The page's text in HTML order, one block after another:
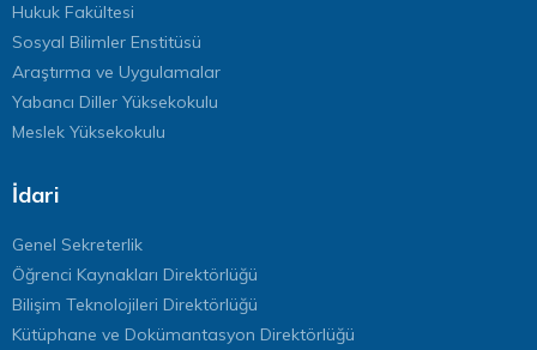
Hukuk Fakültesi
Sosyal Bilimler Enstitüsü
Araştırma ve Uygulamalar
Yabancı Diller Yüksekokulu
Meslek Yüksekokulu
İdari
Genel Sekreterlik
Öğrenci Kaynakları Direktörlüğü
Bilişim Teknolojileri Direktörlüğü
Kütüphane ve Dokümantasyon Direktörlüğü